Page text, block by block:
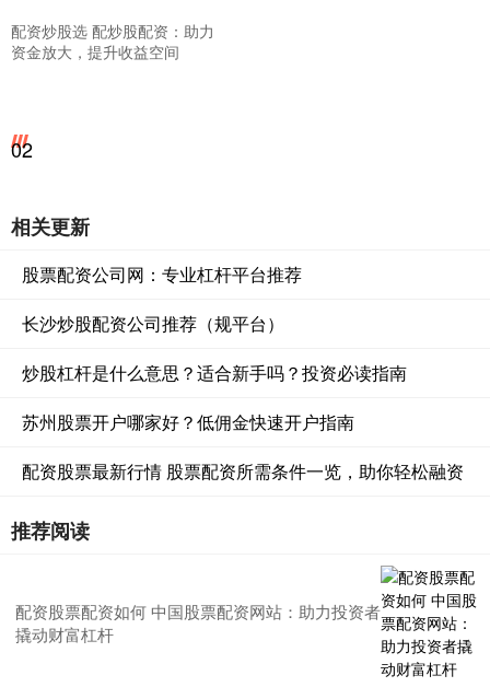
配资炒股选 配炒股配资：助力
资金放大，提升收益空间
02
相关更新
股票配资公司网：专业杠杆平台推荐
长沙炒股配资公司推荐（规平台）
炒股杠杆是什么意思？适合新手吗？投资必读指南
苏州股票开户哪家好？低佣金快速开户指南
配资股票最新行情 股票配资所需条件一览，助你轻松融资
推荐阅读
配资股票配资如何 中国股票配资网站：助力投资者
撬动财富杠杆